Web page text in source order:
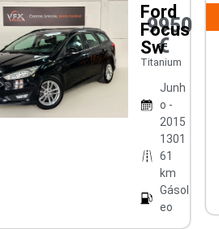
Ford
Focus
Sw
Titanium
Junh
o -
2015
1301
61
km
Gásol
eo
9950
€